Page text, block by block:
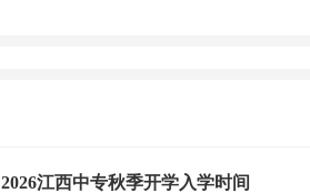
2026江西中专秋季开学入学时间